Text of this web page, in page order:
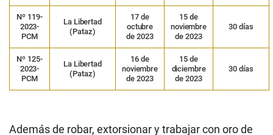
Nº 119-
2023-
PCM
La Libertad
(Pataz)
17 de
octubre
de 2023
15 de
noviembre
de 2023
30 días
Nº 125-
2023-
PCM
La Libertad
(Pataz)
16 de
noviembre
de 2023
15 de
diciembre
de 2023
30 días
Además de robar, extorsionar y trabajar con oro de